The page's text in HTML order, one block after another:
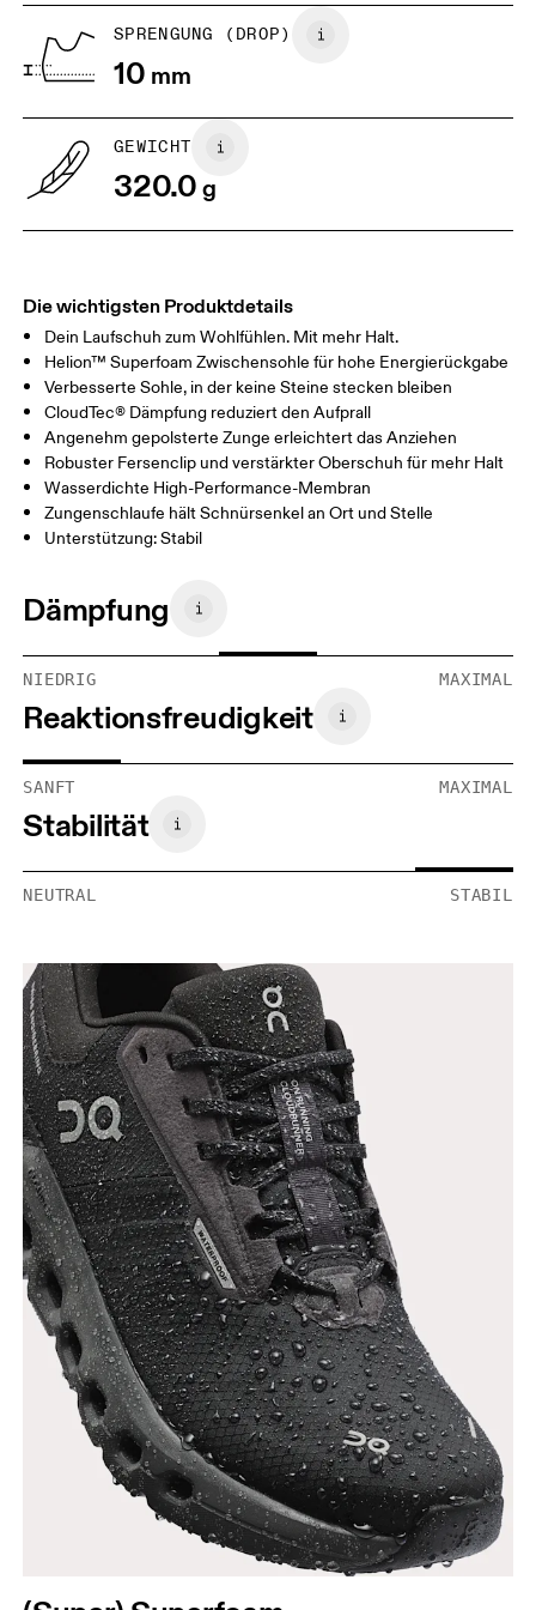
Horizontal verschieben, um mehr zu sehen
SPRENGUNG (DROP)
10 mm
GEWICHT
320.0g
Die wichtigsten Produktdetails
Dein Laufschuh zum Wohlfühlen. Mit mehr Halt.
Helion™ Superfoam Zwischensohle für hohe Energierückgabe
Verbesserte Sohle, in der keine Steine stecken bleiben
CloudTec® Dämpfung reduziert den Aufprall
Angenehm gepolsterte Zunge erleichtert das Anziehen
Robuster Fersenclip und verstärkter Oberschuh für mehr Halt
Wasserdichte High-Performance-Membran
Zungenschlaufe hält Schnürsenkel an Ort und Stelle
Unterstützung: Stabil
Dämpfung
NIEDRIG MAXIMAL
Reaktionsfreudigkeit
SANFT MAXIMAL
Stabilität
NEUTRAL STABIL